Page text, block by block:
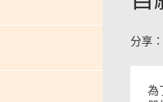
分享：
為